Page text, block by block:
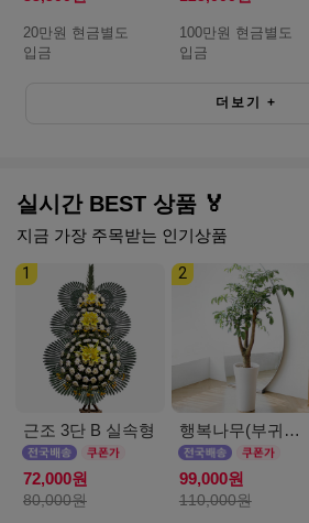
20만원 현금별도
입금
100만원 현금별도
입금
더보기 +
실시간 BEST 상품 🏅
지금 가장 주목받는 인기상품
근조 3단 B 실속형
72,000원
80,000원
1
행복나무(부귀수) D
99,000원
110,000원
2